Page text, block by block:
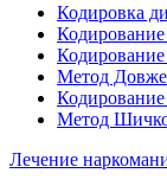
Кодировка
Кодирование
Метод
Кодирование
Метод
Лечение